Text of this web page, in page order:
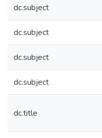
dc.subject
dc.subject
dc.subject
dc.subject
dc.title